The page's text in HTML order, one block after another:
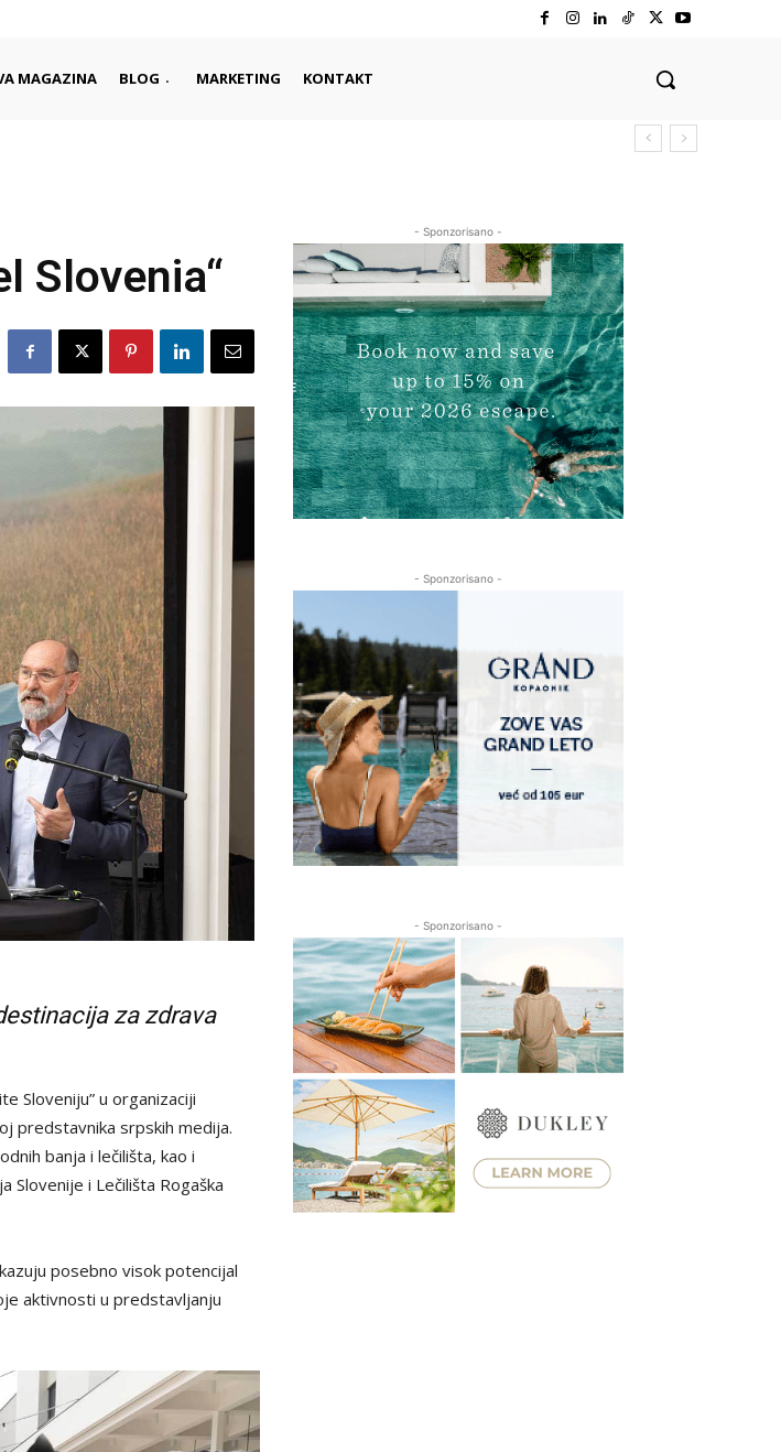
MAGAZINA BLOG MARKETING KONTAKT
Slovenia“
za zdrava
Sloveniju” u organizaciji
predstavnika srpskih medija.
banja i lečilišta, kao i
Slovenije i Lečilišta Rogaška
posebno visok potencijal
aktivnosti u predstavljanju
- Sponzorisano -
- Sponzorisano -
- Sponzorisano -